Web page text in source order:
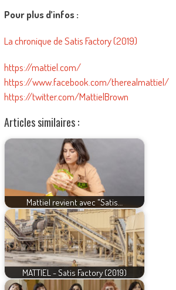
Pour plus d’infos :
La chronique de Satis Factory (2019)
https://mattiel.com/
https://www.facebook.com/therealmattiel/
https://twitter.com/MattielBrown
Articles similaires :
Mattiel revient avec "Satis…
MATTIEL - Satis Factory (2019)